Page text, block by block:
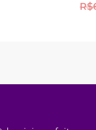
R$